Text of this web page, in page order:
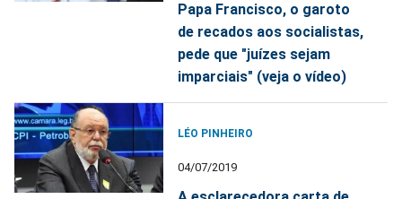
Papa Francisco, o garoto
de recados aos socialistas,
pede que "juízes sejam
imparciais" (veja o vídeo)
LÉO PINHEIRO
04/07/2019